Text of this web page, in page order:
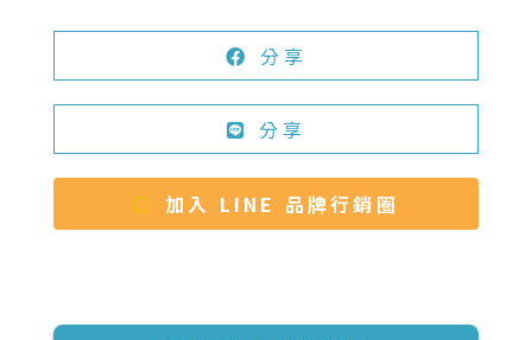
分享
分享
加入 LINE 品牌行銷圈